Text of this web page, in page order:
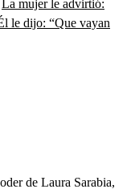
La mujer le advirtió:
le dijo: “Que vayan
de Laura Sarabia,